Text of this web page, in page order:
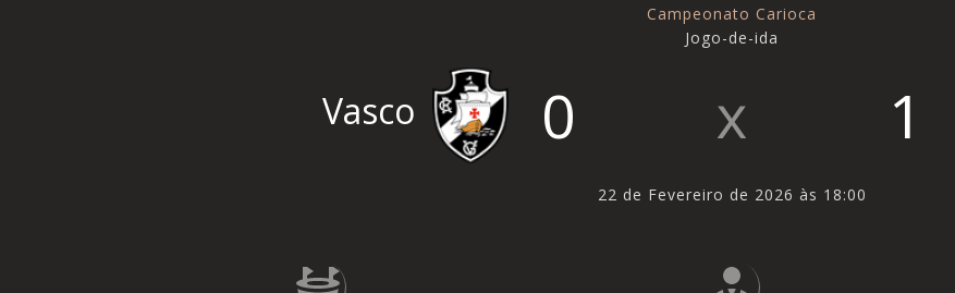
Campeonato Carioca
Jogo-de-ida
Vasco 0 1
22 de Fevereiro de 2026 às 18:00